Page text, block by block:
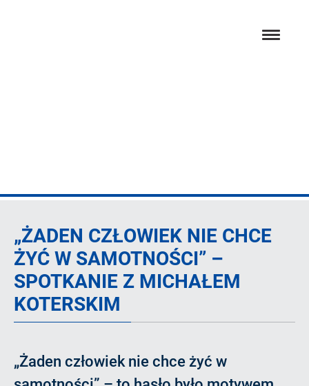
„ŻADEN CZŁOWIEK NIE CHCE
ŻYĆ W SAMOTNOŚCI” –
SPOTKANIE Z MICHAŁEM
KOTERSKIM
„Żaden człowiek nie chce żyć w